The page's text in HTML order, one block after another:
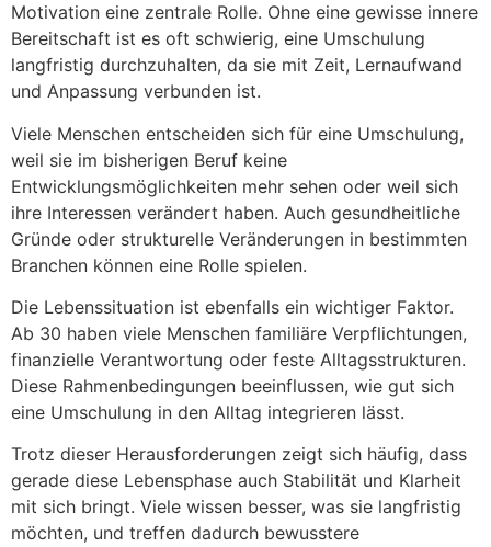
Motivation eine zentrale Rolle. Ohne eine gewisse innere
Bereitschaft ist es oft schwierig, eine Umschulung
langfristig durchzuhalten, da sie mit Zeit, Lernaufwand
und Anpassung verbunden ist.
Viele Menschen entscheiden sich für eine Umschulung,
weil sie im bisherigen Beruf keine
Entwicklungsmöglichkeiten mehr sehen oder weil sich
ihre Interessen verändert haben. Auch gesundheitliche
Gründe oder strukturelle Veränderungen in bestimmten
Branchen können eine Rolle spielen.
Die Lebenssituation ist ebenfalls ein wichtiger Faktor.
Ab 30 haben viele Menschen familiäre Verpflichtungen,
finanzielle Verantwortung oder feste Alltagsstrukturen.
Diese Rahmenbedingungen beeinflussen, wie gut sich
eine Umschulung in den Alltag integrieren lässt.
Trotz dieser Herausforderungen zeigt sich häufig, dass
gerade diese Lebensphase auch Stabilität und Klarheit
mit sich bringt. Viele wissen besser, was sie langfristig
möchten, und treffen dadurch bewusstere